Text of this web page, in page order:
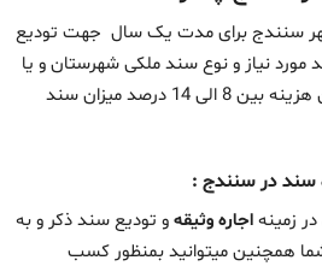
سنندج برای مدت یک سال جهت تودیع
مورد نیاز و نوع سند ملکی شهرستان و یا
مرکز استان متغییر بوده و این هزینه بین 8 الی 14 درصد میزان سند
سند در سنندج :
زمینهاجاره وثیقهو تودیع سند ذکر و به
همچنین میتوانید بمنظور کسب